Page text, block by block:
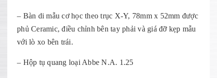
– Bàn di mẫu cơ học theo trục X-Y, 78mm x 52mm được
phủ Ceramic, điều chỉnh bên tay phải và giá đỡ kẹp mẫu
với lò xo bên trái.
– Hộp tụ quang loại Abbe N.A. 1.25